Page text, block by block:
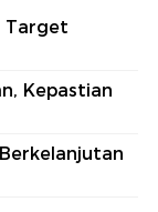
Target
Kepastian